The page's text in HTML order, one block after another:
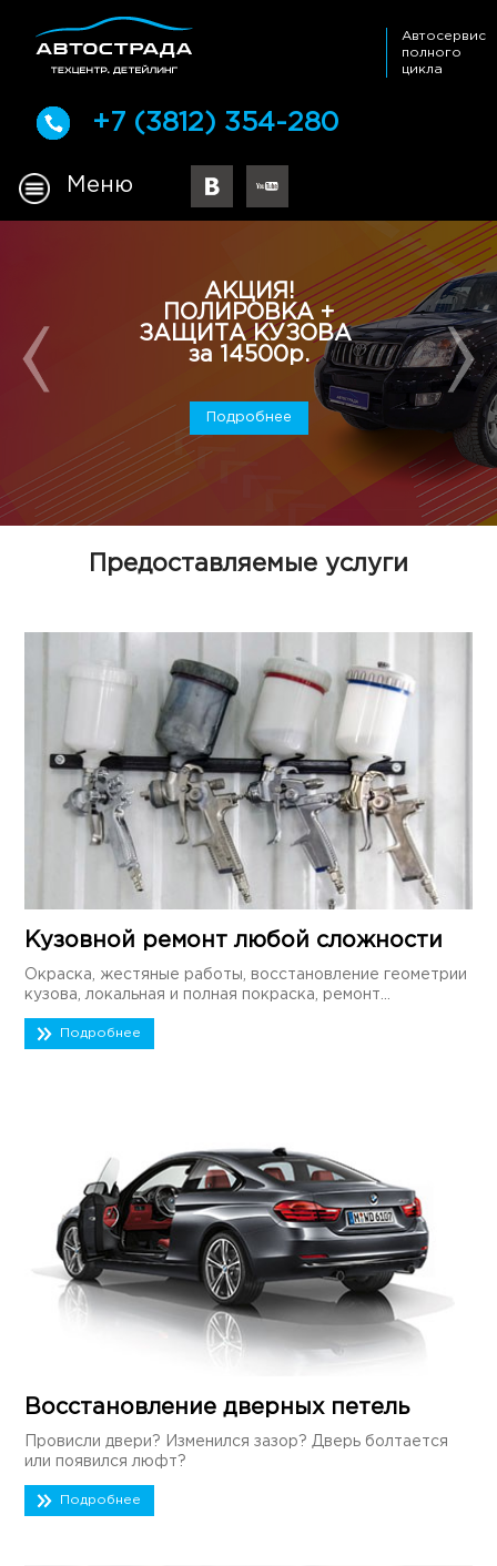
+7 (3812) 354-280
Автосервис
полного
цикла
Меню
АКЦИЯ!
ПОЛИРОВКА +
ЗАЩИТА КУЗОВА
за 14500р.
Подробнее
Предоставляемые услуги
Кузовной ремонт любой сложности
Окраска, жестяные работы, восстановление геометрии
кузова, локальная и полная покраска, ремонт...
Подробнее
Восстановление дверных петель
Провисли двери? Изменился зазор? Дверь болтается
или появился люфт?
Подробнее